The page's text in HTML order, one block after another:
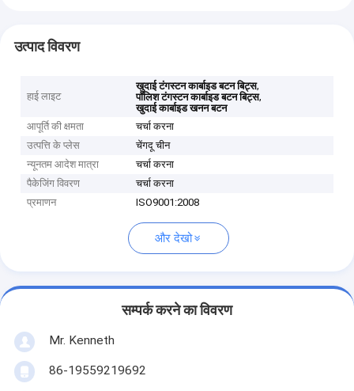
उत्पाद विवरण
हाई लाइट
खुदाई टंगस्टन कार्बाइड बटन बिट्स,
पॉलिश टंगस्टन कार्बाइड बटन बिट्स,
खुदाई कार्बाइड खनन बटन
आपूर्ति की क्षमता
चर्चा करना
उत्पत्ति के प्लेस
चेंगदू चीन
न्यूनतम आदेश मात्रा
चर्चा करना
पैकेजिंग विवरण
चर्चा करना
प्रमाणन
ISO9001:2008
और देखो
सम्पर्क करने का विवरण
Mr. Kenneth
86-19559219692